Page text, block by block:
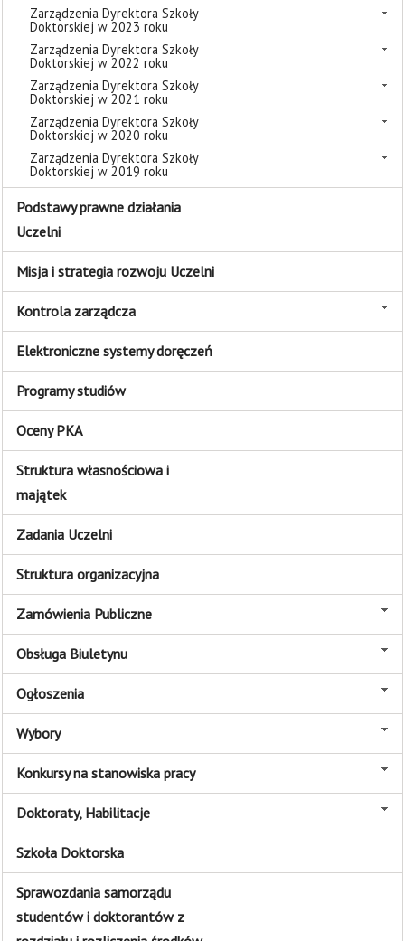
Zarządzenia Dyrektora Szkoły
Doktorskiej w 2023 roku
Zarządzenia Dyrektora Szkoły
Doktorskiej w 2022 roku
Zarządzenia Dyrektora Szkoły
Doktorskiej w 2021 roku
Zarządzenia Dyrektora Szkoły
Doktorskiej w 2020 roku
Zarządzenia Dyrektora Szkoły
Doktorskiej w 2019 roku
Podstawy prawne działania
Uczelni
Misja i strategia rozwoju Uczelni
Kontrola zarządcza
Elektroniczne systemy doręczeń
Programy studiów
Oceny PKA
Struktura własnościowa i
majątek
Zadania Uczelni
Struktura organizacyjna
Zamówienia Publiczne
Obsługa Biuletynu
Ogłoszenia
Wybory
Konkursy na stanowiska pracy
Doktoraty, Habilitacje
Szkoła Doktorska
Sprawozdania samorządu
studentów i doktorantów z